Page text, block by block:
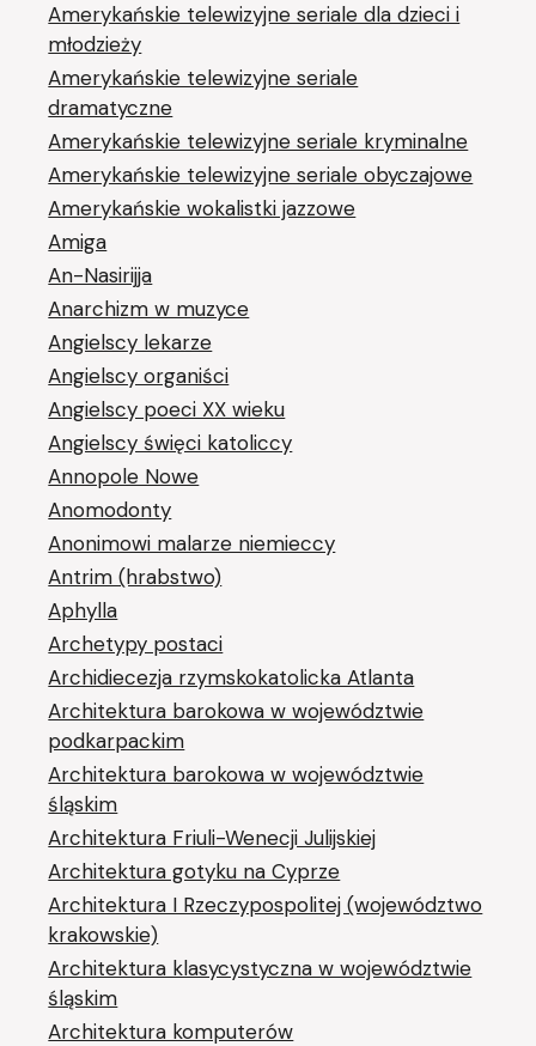
Amerykańskie telewizyjne seriale dla dzieci i
młodzieży
Amerykańskie telewizyjne seriale
dramatyczne
Amerykańskie telewizyjne seriale kryminalne
Amerykańskie telewizyjne seriale obyczajowe
Amerykańskie wokalistki jazzowe
Amiga
An-Nasirijja
Anarchizm w muzyce
Angielscy lekarze
Angielscy organiści
Angielscy poeci XX wieku
Angielscy święci katoliccy
Annopole Nowe
Anomodonty
Anonimowi malarze niemieccy
Antrim (hrabstwo)
Aphylla
Archetypy postaci
Archidiecezja rzymskokatolicka Atlanta
Architektura barokowa w województwie
podkarpackim
Architektura barokowa w województwie
śląskim
Architektura Friuli-Wenecji Julijskiej
Architektura gotyku na Cyprze
Architektura I Rzeczypospolitej (województwo
krakowskie)
Architektura klasycystyczna w województwie
śląskim
Architektura komputerów